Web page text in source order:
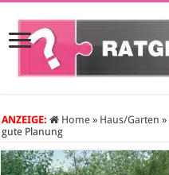
ANZEIGE: Home » Haus/Garten »
gute Planung